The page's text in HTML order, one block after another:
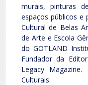
murais, pinturas
espaços públicos e
Cultural de Belas
de Arte e Escola
do GOTLAND
Fundador da
Legacy
Culturais.